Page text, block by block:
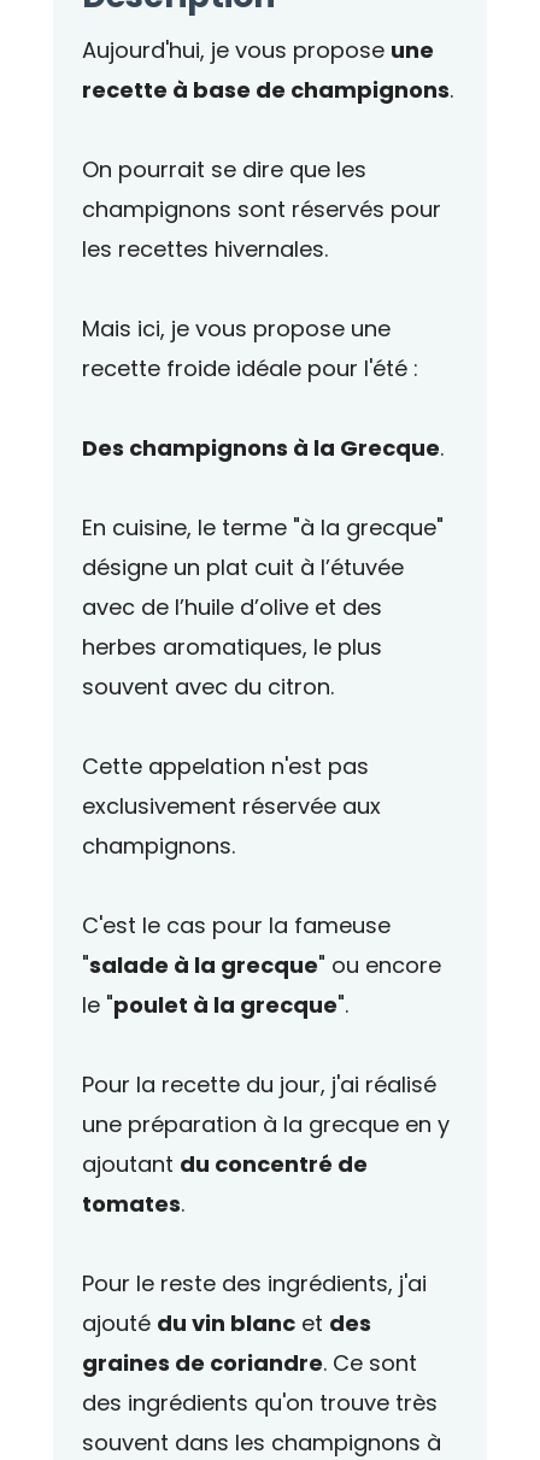
Aujourd'hui, je vous propose une
recette à base de champignons.
On pourrait se dire que les
champignons sont réservés pour
les recettes hivernales.
Mais ici, je vous propose une
recette froide idéale pour l'été :
Des champignons à la Grecque.
En cuisine, le terme "à la grecque"
désigne un plat cuit à l’étuvée
avec de l’huile d’olive et des
herbes aromatiques, le plus
souvent avec du citron.
Cette appelation n'est pas
exclusivement réservée aux
champignons.
C'est le cas pour la fameuse
"salade à la grecque" ou encore
le "poulet à la grecque".
Pour la recette du jour, j'ai réalisé
une préparation à la grecque en y
ajoutant du concentré de
tomates.
Pour le reste des ingrédients, j'ai
ajouté du vin blanc et des
graines de coriandre. Ce sont
des ingrédients qu'on trouve très
souvent dans les champignons à